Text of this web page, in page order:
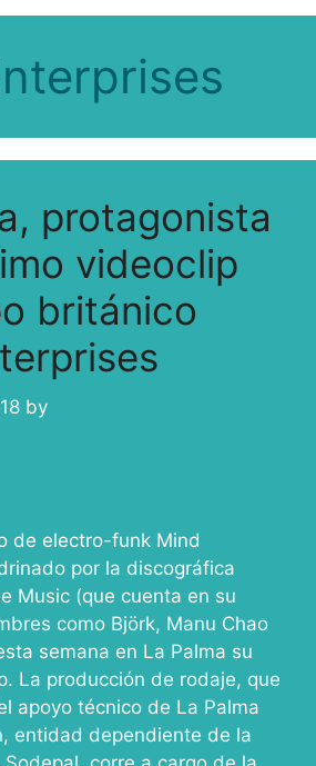
protagonista
videoclip
británico
by
de electro-funk Mind
por la discográfica
Music (que cuenta en su
como Björk, Manu Chao
semana en La Palma su
La producción de rodaje, que
apoyo técnico de La Palma
entidad dependiente de la